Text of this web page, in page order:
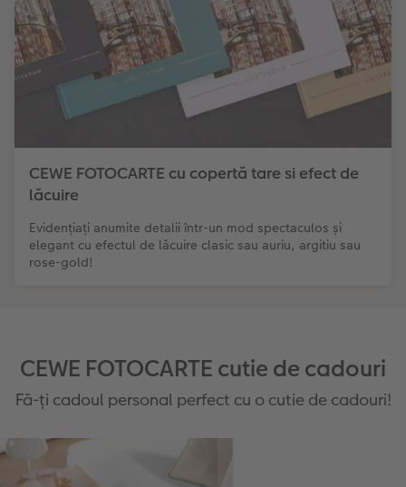
CEWE FOTOCARTE cu copertă tare si efect de
lăcuire
Evidențiați anumite detalii într-un mod spectaculos și
elegant cu efectul de lăcuire clasic sau auriu, argitiu sau
rose-gold!
CEWE FOTOCARTE cutie de cadouri
Fă-ți cadoul personal perfect cu o cutie de cadouri!